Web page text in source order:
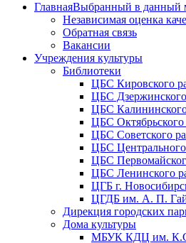
ГлавнаяВыбранный в данный
Независимая оценка
Обратная связь
Вакансии
Учреждения культуры
Библиотеки
ЦБС Кировского
ЦБС
ЦБС
ЦБС Октябрьского
ЦБС Советского
ЦБС Центрального
ЦБС
ЦБС Ленинского
ЦГБ г.
ЦГДБ им. А. П.
Дирекция городских
Дома культуры
МБУК КДЦ им. К.С.